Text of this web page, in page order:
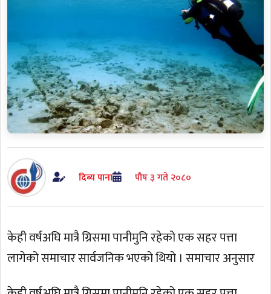
दिब्य पाना पौष ३ गते २०८०
केही वर्षअघि मात्रै ग्रिसमा पानीमुनि रहेको एक सहर पत्ता
लागेको समाचार सार्वजनिक भएको थियो । समाचार अनुसार